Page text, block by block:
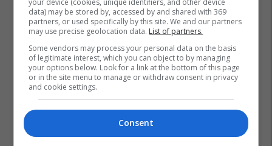
your device (cookies, unique identifiers, and other device
data) may be stored by, accessed by and shared with 369
partners, or used specifically by this site. We and our partners
may use precise geolocation data. List of partners.
Some vendors may process your personal data on the basis
of legitimate interest, which you can object to by managing
your options below. Look for a link at the bottom of this page
or in the site menu to manage or withdraw consent in privacy
and cookie settings.
Consent